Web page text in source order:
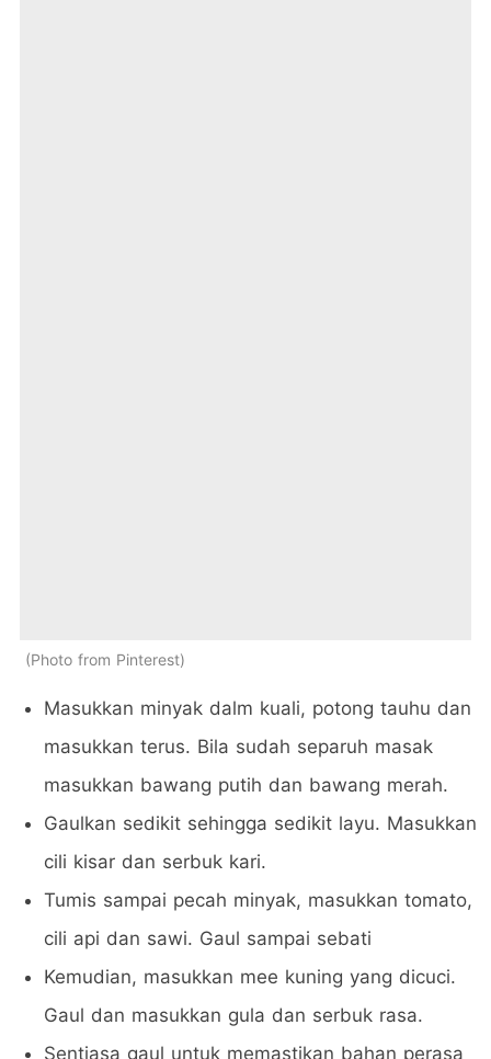
Photo from Pinterest
Masukkan minyak dalm kuali, potong tauhu dan
masukkan terus. Bila sudah separuh masak
masukkan bawang putih dan bawang merah.
Gaulkan sedikit sehingga sedikit layu. Masukkan
cili kisar dan serbuk kari.
Tumis sampai pecah minyak, masukkan tomato,
cili api dan sawi. Gaul sampai sebati
Kemudian, masukkan mee kuning yang dicuci.
Gaul dan masukkan gula dan serbuk rasa.
Sentiasa gaul untuk memastikan bahan perasa